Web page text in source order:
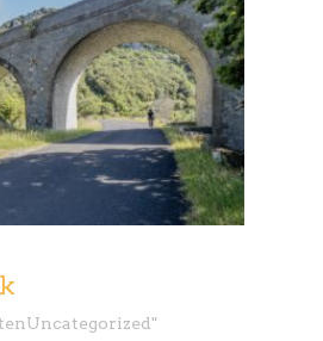
Uncategorized"